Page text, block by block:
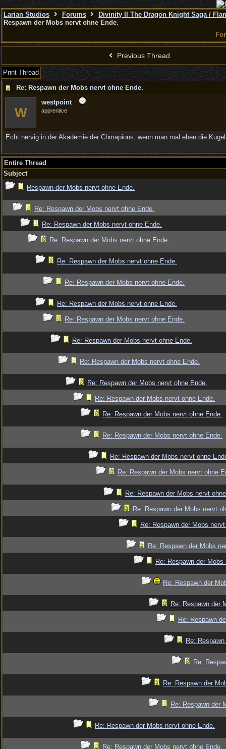
Larian Studios Forums
Divinity II The Dragon Knight Saga /
Respawn der Mobs nervt ohne Ende.
Previous Thread
Print Thread
Re: Respawn der Mobs nervt ohne Ende.
W
westpoint
apprentice
Echt nervig in der Akademie der Chmapions, wenn man mal eben die
Entire Thread
Subject
Respawn der Mobs nervt ohne Ende.
Re: Respawn der Mobs nervt ohne Ende.
Re: Respawn der Mobs nervt ohne Ende.
Re: Respawn der Mobs nervt ohne Ende.
Re: Respawn der Mobs nervt ohne Ende.
Re: Respawn der Mobs nervt ohne Ende.
Re: Respawn der Mobs nervt ohne Ende.
Re: Respawn der Mobs nervt ohne Ende.
Re: Respawn der Mobs nervt ohne Ende.
Re: Respawn der Mobs nervt ohne Ende.
Re: Respawn der Mobs nervt ohne Ende.
Re: Respawn der Mobs nervt ohne Ende.
Re: Respawn der Mobs nervt ohne Ende.
Re: Respawn der Mobs nervt ohne Ende.
Re: Respawn der Mobs nervt ohne
Re: Respawn der Mobs nervt ohne
Re: Respawn der Mobs nervt
Re: Respawn der Mobs nervt
Re: Respawn der Mobs
Re: Respawn der Mobs
Re: Respawn der
Re: Respawn der
Re: Respawn der
Re: Respawn
Re:
Re:
Re: Respawn der
Re: Respawn der
Re: Respawn der Mobs nervt ohne Ende.
Re: Respawn der Mobs nervt ohne Ende.